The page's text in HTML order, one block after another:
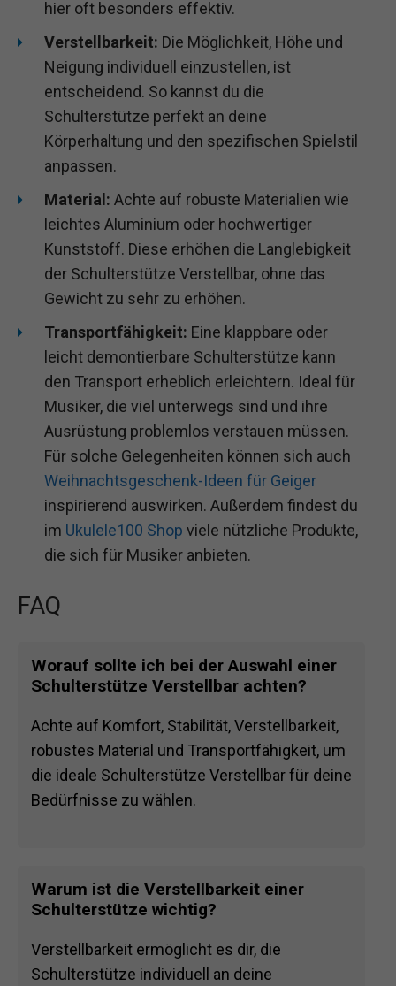
hier oft besonders effektiv.
Verstellbarkeit: Die Möglichkeit, Höhe und
Neigung individuell einzustellen, ist
entscheidend. So kannst du die
Schulterstütze perfekt an deine
Körperhaltung und den spezifischen Spielstil
anpassen.
Material: Achte auf robuste Materialien wie
leichtes Aluminium oder hochwertiger
Kunststoff. Diese erhöhen die Langlebigkeit
der Schulterstütze Verstellbar, ohne das
Gewicht zu sehr zu erhöhen.
Transportfähigkeit: Eine klappbare oder
leicht demontierbare Schulterstütze kann
den Transport erheblich erleichtern. Ideal für
Musiker, die viel unterwegs sind und ihre
Ausrüstung problemlos verstauen müssen.
Für solche Gelegenheiten können sich auch
Weihnachtsgeschenk-Ideen für Geiger
inspirierend auswirken. Außerdem findest du
im Ukulele100 Shop viele nützliche Produkte,
die sich für Musiker anbieten.
FAQ
Worauf sollte ich bei der Auswahl einer
Schulterstütze Verstellbar achten?
Achte auf Komfort, Stabilität, Verstellbarkeit,
robustes Material und Transportfähigkeit, um
die ideale Schulterstütze Verstellbar für deine
Bedürfnisse zu wählen.
Warum ist die Verstellbarkeit einer
Schulterstütze wichtig?
Verstellbarkeit ermöglicht es dir, die
Schulterstütze individuell an deine